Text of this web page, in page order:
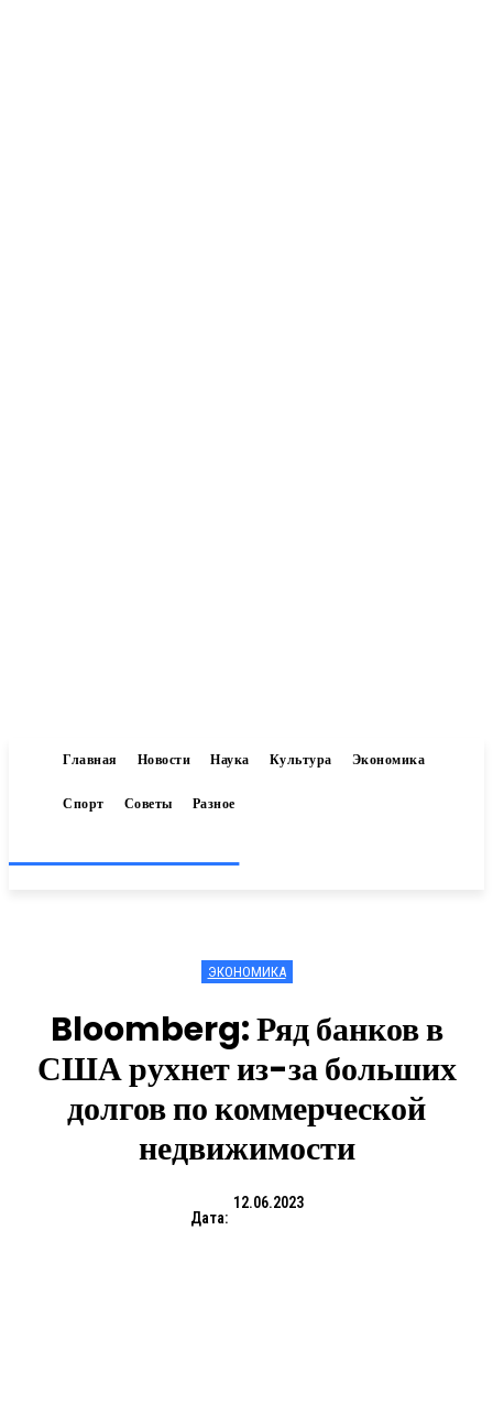
Главная Новости Наука Культура Экономика
Спорт Советы Разное
ЭКОНОМИКА
Bloomberg: Ряд банков в
США рухнет из-за больших
долгов по коммерческой
недвижимости
Дата:
12.06.2023